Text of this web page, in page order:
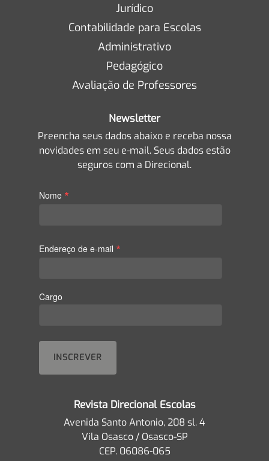
Jurídico
Contabilidade para Escolas
Administrativo
Pedagógico
Avaliação de Professores
Newsletter
Preencha seus dados abaixo e receba nossa
novidades em seu e-mail. Seus dados estão
seguros com a Direcional.
Nome *
Endereço de e-mail *
Cargo
Revista Direcional Escolas
Avenida Santo Antonio, 208 sl. 4
Vila Osasco / Osasco-SP
CEP. 06086-065